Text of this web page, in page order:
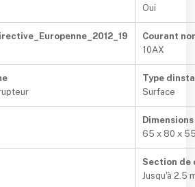
Oui
Courant
10AX
Type
Surface
Dimensions
65 x 80 x
Section de
Jusqu'à 2.5